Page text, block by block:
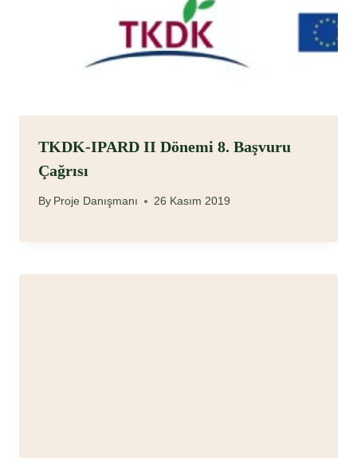
TKDK-IPARD II Dönemi 8. Başvuru
Çağrısı
By Proje Danışmanı 26 Kasım 2019